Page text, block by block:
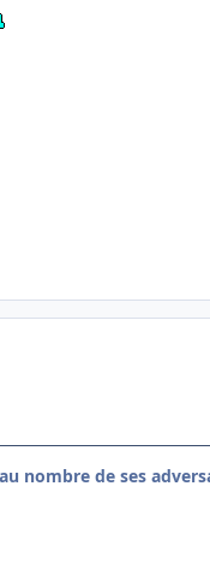
nombre de ses